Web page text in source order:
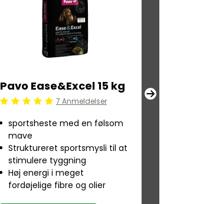
Pavo Ease&Excel 15 kg
Beoordeling: 5/57 Anmeldelser
sportsheste med en følsom
mave
Struktureret sportsmysli til at
stimulere tyggning
Høj energi i meget
fordøjelige fibre og olier